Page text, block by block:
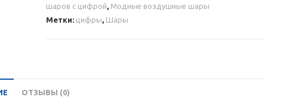
из
шаров с цифрой, Модные воздушные шары
Метки: цифры, Шары
ОТЗЫВЫ (0)